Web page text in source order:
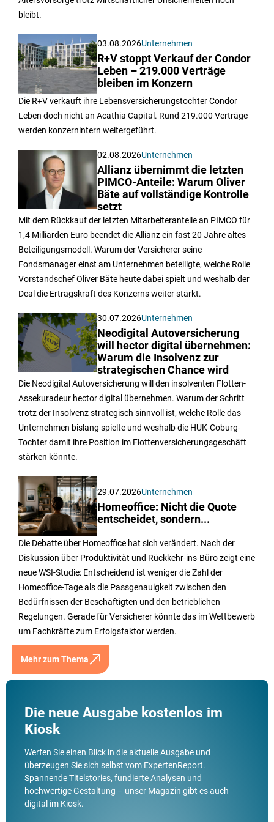
bleibt.
03.08.2026Unternehmen
R+V stoppt Verkauf der Condor
Leben – 219.000 Verträge
bleiben im Konzern
Die R+V verkauft ihre Lebensversicherungstochter Condor
Leben doch nicht an Acathia Capital. Rund 219.000 Verträge
werden konzernintern weitergeführt.
02.08.2026Unternehmen
Allianz übernimmt die letzten
PIMCO-Anteile: Warum Oliver
Bäte auf vollständige Kontrolle
setzt
Mit dem Rückkauf der letzten Mitarbeiteranteile an PIMCO für
1,4 Milliarden Euro beendet die Allianz ein fast 20 Jahre altes
Beteiligungsmodell. Warum der Versicherer seine
Fondsmanager einst am Unternehmen beteiligte, welche Rolle
Vorstandschef Oliver Bäte heute dabei spielt und weshalb der
Deal die Ertragskraft des Konzerns weiter stärkt.
30.07.2026Unternehmen
Neodigital Autoversicherung
will hector digital übernehmen:
Warum die Insolvenz zur
strategischen Chance wird
Die Neodigital Autoversicherung will den insolventen Flotten-
Assekuradeur hector digital übernehmen. Warum der Schritt
trotz der Insolvenz strategisch sinnvoll ist, welche Rolle das
Unternehmen bislang spielte und weshalb die HUK-Coburg-
Tochter damit ihre Position im Flottenversicherungsgeschäft
stärken könnte.
29.07.2026Unternehmen
Homeoffice: Nicht die Quote
entscheidet, sondern...
Die Debatte über Homeoffice hat sich verändert. Nach der
Diskussion über Produktivität und Rückkehr-ins-Büro zeigt eine
neue WSI-Studie: Entscheidend ist weniger die Zahl der
Homeoffice-Tage als die Passgenauigkeit zwischen den
Bedürfnissen der Beschäftigten und den betrieblichen
Regelungen. Gerade für Versicherer könnte das im Wettbewerb
um Fachkräfte zum Erfolgsfaktor werden.
Mehr zum Thema
Die neue Ausgabe kostenlos im
Kiosk
Werfen Sie einen Blick in die aktuelle Ausgabe und
überzeugen Sie sich selbst vom ExpertenReport.
Spannende Titelstories, fundierte Analysen und
hochwertige Gestaltung – unser Magazin gibt es auch
digital im Kiosk.